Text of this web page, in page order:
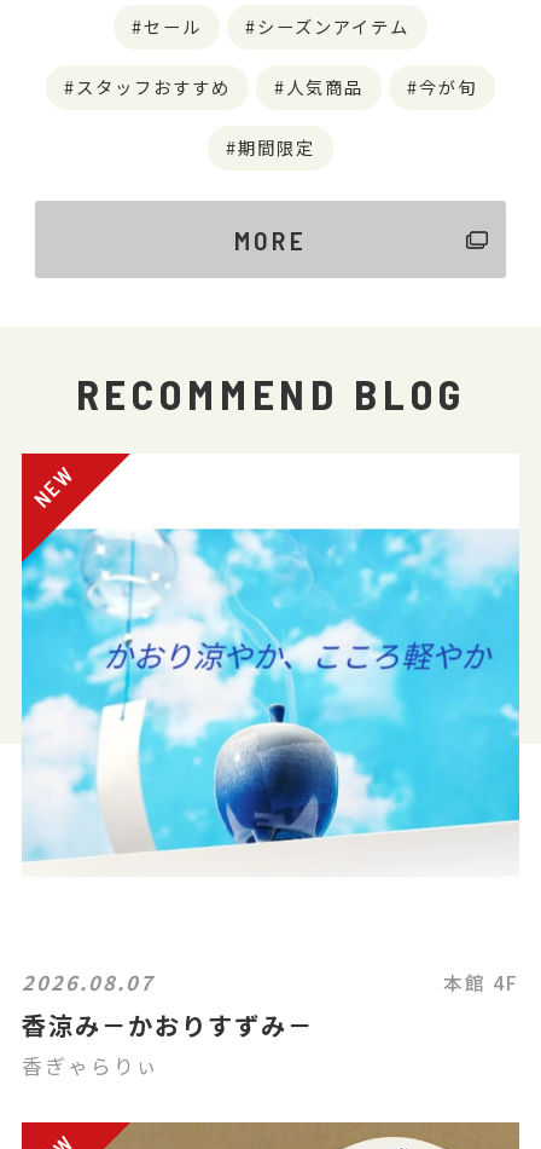
セール シーズンアイテム
スタッフおすすめ 人気商品 今が旬
期間限定
MORE
RECOMMEND BLOG
2026.08.07 本館 4F
香涼み－かおりすずみ－
香ぎゃらりぃ